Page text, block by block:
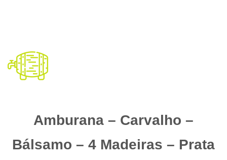
Amburana – Carvalho –
Bálsamo – 4 Madeiras – Prata